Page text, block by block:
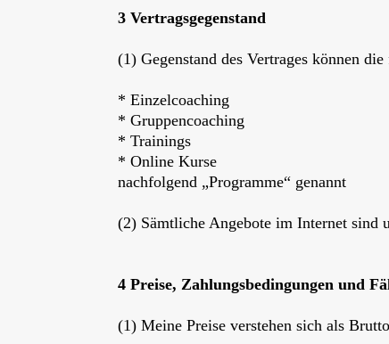
3 Vertragsgegenstand
(1) Gegenstand des Vertrages können
* Einzelcoaching
* Gruppencoaching
* Trainings
* Online Kurse
nachfolgend „Programme“ genannt
(2) Sämtliche Angebote im Internet sind
4 Preise, Zahlungsbedingungen und
(1) Meine Preise verstehen sich als